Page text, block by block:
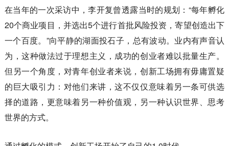
在当年的一次采访中，李开复曾透露当时的规划：“每年孵化
20个商业项目，并选出5个进行首批风险投资，寄望创造出下
一个百度。”向平静的湖面投石子，总有波动。业内有声音认
为，这种做法过于理想主义，成功的创业者难以批量生产。
但另一个角度，对青年创业者来说，创新工场拥有毋庸置疑
的巨大吸引力：对他们来讲，这不仅仅意味着另一条可供选
择的道路，更意味着另一种价值观，另一种认识世界、思考
世界的方式。